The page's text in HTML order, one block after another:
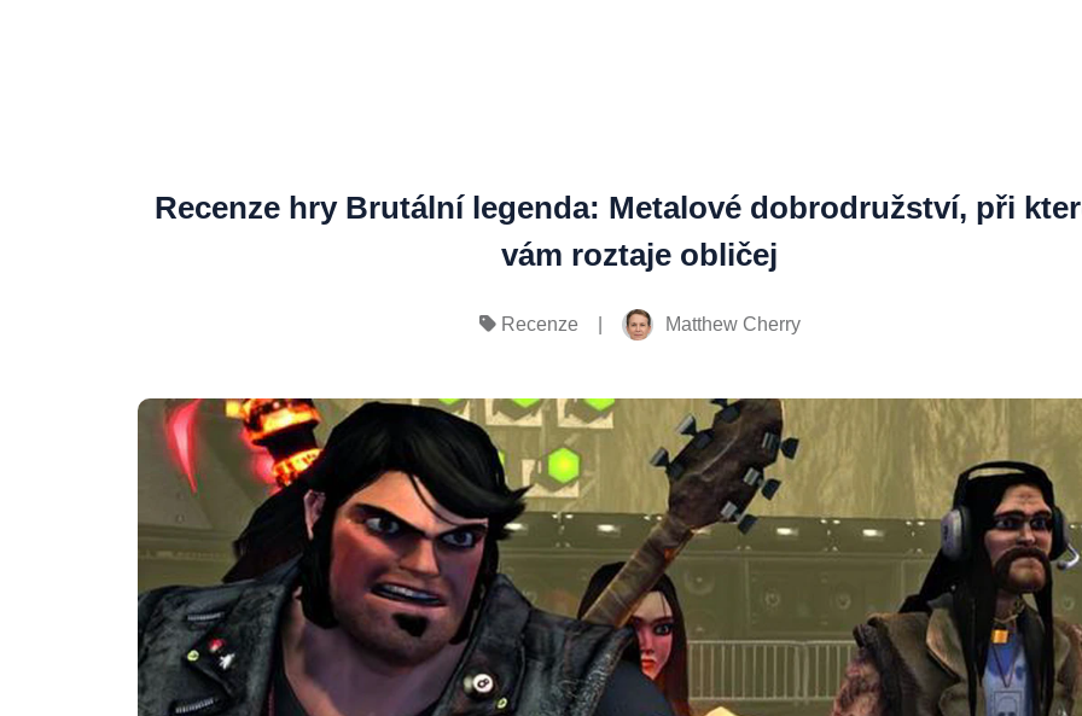
Recenze hry Brutální legenda: Metalové dobrodružství, při
vám roztaje obličej
Recenze Matthew Cherry